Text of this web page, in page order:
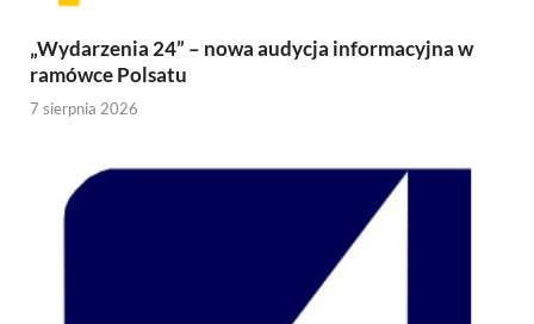
„Wydarzenia 24” – nowa audycja informacyjna w
ramówce Polsatu
7 sierpnia 2026